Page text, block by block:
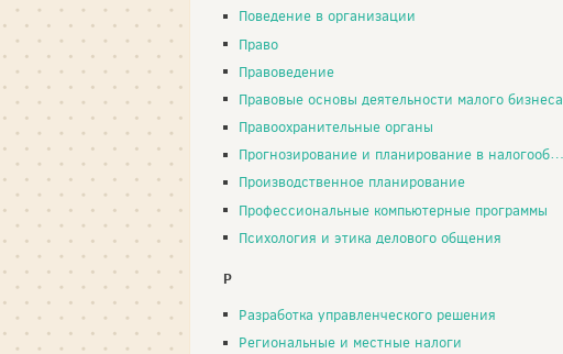
Поведение в организации
Право
Правоведение
Правовые основы деятельности малого бизнеса
Правоохранительные органы
Прогнозирование и планирование в налогообложении
Производственное планирование
Профессиональные компьютерные программы
Психология и этика делового общения
Р
Разработка управленческого решения
Региональные и местные налоги